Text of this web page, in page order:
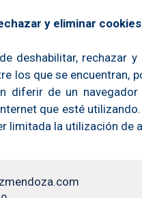
y eliminar cookies
deshabilitar,
los que se encuentran,
diferir de un
que esté
limitada la utilización de